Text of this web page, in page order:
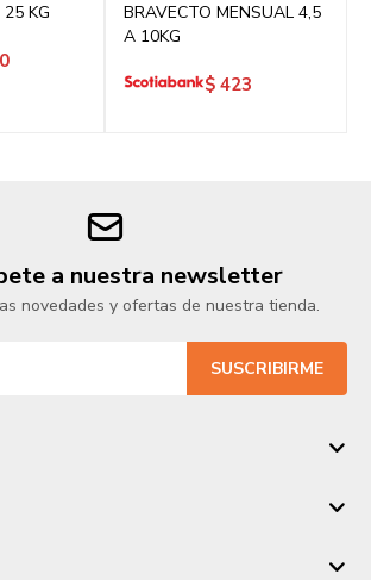
KG
BRAVECTO MENSUAL 4,5
A 10KG
$ 423
a nuestra newsletter
novedades y ofertas de nuestra tienda.
SUSCRIBIRME